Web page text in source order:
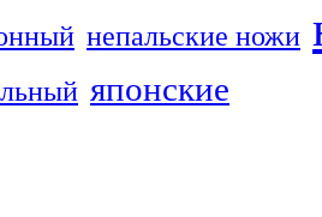
непальские ножи
японские